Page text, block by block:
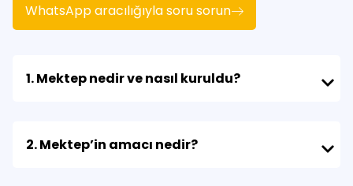
WhatsApp aracılığıyla soru sorun
1. Mektep nedir ve nasıl kuruldu?
2. Mektep’in amacı nedir?